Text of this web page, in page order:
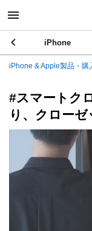
iPhone
iPhone & Apple製品・購
#スマートク
り、クロー